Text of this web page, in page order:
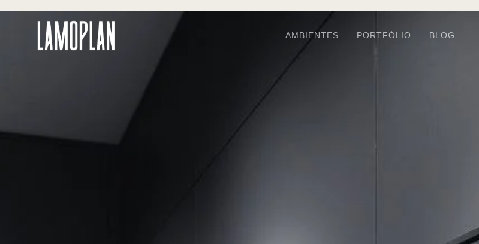
AMBIENTES PORTFÓLIO BLOG